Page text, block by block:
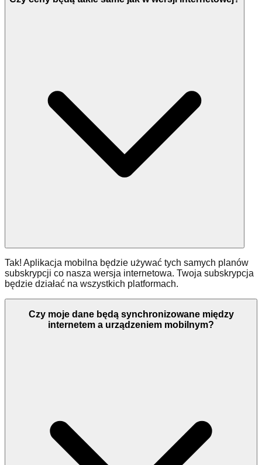
Tak! Aplikacja mobilna będzie używać tych samych planów
subskrypcji co nasza wersja internetowa. Twoja subskrypcja
będzie działać na wszystkich platformach.
Czy moje dane będą synchronizowane między
internetem a urządzeniem mobilnym?